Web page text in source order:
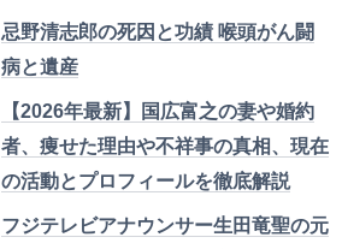
忌野清志郎の死因と功績 喉頭がん闘
病と遺産
【2026年最新】国広富之の妻や婚約
者、痩せた理由や不祥事の真相、現在
の活動とプロフィールを徹底解説
フジテレビアナウンサー生田竜聖の元